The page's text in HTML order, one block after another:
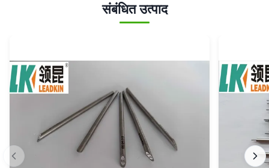
संबंधित उत्पाद